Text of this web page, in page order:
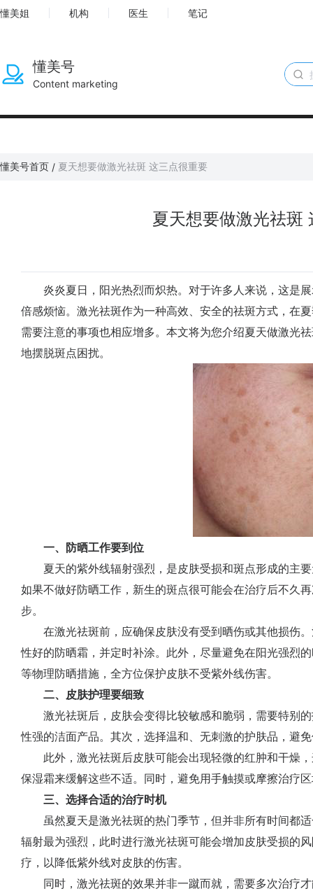
懂美姐 机构 医生 笔记
懂美号
Content marketing
懂美号首页 / 夏天想要做激光祛斑 这三点很重要
夏天想要做激光祛斑
炎炎夏日，阳光热烈而炽热。对于许多人来说，这是展
倍感烦恼。激光祛斑作为一种高效、安全的祛斑方式，在
需要注意的事项也相应增多。本文将为您介绍夏天做激光
地摆脱斑点困扰。
一、防晒工作要到位
夏天的紫外线辐射强烈，是皮肤受损和斑点形成的主要
如果不做好防晒工作，新生的斑点很可能会在治疗后不久
步。
在激光祛斑前，应确保皮肤没有受到晒伤或其他损伤。
性好的防晒霜，并定时补涂。此外，尽量避免在阳光强烈
等物理防晒措施，全方位保护皮肤不受紫外线伤害。
二、皮肤护理要细致
激光祛斑后，皮肤会变得比较敏感和脆弱，需要特别的
性强的洁面产品。其次，选择温和、无刺激的护肤品，避
此外，激光祛斑后皮肤可能会出现轻微的红肿和干燥，
保湿霜来缓解这些不适。同时，避免用手触摸或摩擦治疗
三、选择合适的治疗时机
虽然夏天是激光祛斑的热门季节，但并非所有时间都适
辐射最为强烈，此时进行激光祛斑可能会增加皮肤受损的
疗，以降低紫外线对皮肤的伤害。
同时，激光祛斑的效果并非一蹴而就，需要多次治疗才